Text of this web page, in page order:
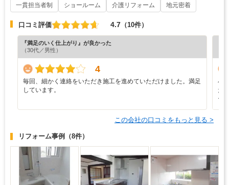
一貫担当者制
ショールーム 介護リフォーム 地元密着
口コミ評価 4.7 （10件）
『満足のいく仕上がり』が良かった
（30代／男性）
4
毎回、細かく連絡をいただき施工を進めていただけました。満足
しています。
小
た
ー
この会社の口コミをもっと見る >
リフォーム事例 （8件）